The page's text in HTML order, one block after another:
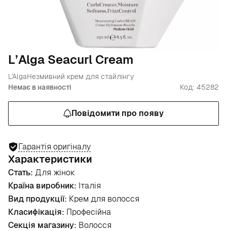
L’Alga Seacurl Cream
L'AlgaНезмивний крем для стайлінгу
Немає в наявності
Код: 45282
Повідомити про появу
Гарантія оригіналу
Характеристики
Стать: Для жінок
Країна виробник: Італія
Вид продукції: Крем для волосся
Класифікація: Професійна
Секція магазину: Волосся